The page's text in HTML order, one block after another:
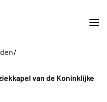
/
van de Koninklijke